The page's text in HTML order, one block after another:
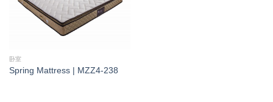
卧室
Spring Mattress | MZZ4-238